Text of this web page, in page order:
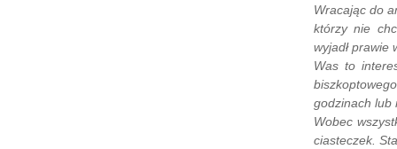
Wracając do
którzy nie
wyjadł prawie
Was to
godzinach lub
Wobec
ciasteczek.